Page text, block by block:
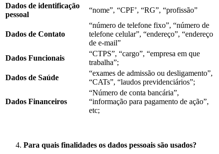
Dados de identificação
pessoal
“nome”, “CPF’, “RG”, “profissão”
Dados de Contato
“número de telefone fixo”, “número de
telefone celular”, “endereço”, “endereço
de e-mail”
Dados Funcionais
“CTPS”, “cargo”, “empresa em que
trabalha”;
Dados de Saúde
“exames de admissão ou desligamento”,
“CATs”, “laudos previdenciários”;
Dados Financeiros
“Número de conta bancária”,
“informação para pagamento de ação”,
etc;
Para quais finalidades os dados pessoais são usados?